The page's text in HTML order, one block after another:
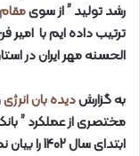
رشد تولید ” از سوی
ترتیب داده ایم با
الحسنه مهر ایران در
به گزارشدیده بان انرژی
مختصری از عملکرد ”
ابتدای سال 1402 را بیان نمائید: